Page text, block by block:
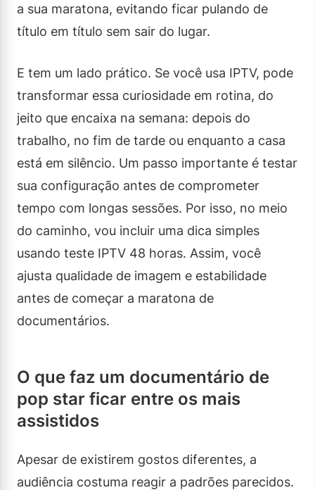
a sua maratona, evitando ficar pulando de
título em título sem sair do lugar.
E tem um lado prático. Se você usa IPTV, pode
transformar essa curiosidade em rotina, do
jeito que encaixa na semana: depois do
trabalho, no fim de tarde ou enquanto a casa
está em silêncio. Um passo importante é testar
sua configuração antes de comprometer
tempo com longas sessões. Por isso, no meio
do caminho, vou incluir uma dica simples
usando teste IPTV 48 horas. Assim, você
ajusta qualidade de imagem e estabilidade
antes de começar a maratona de
documentários.
O que faz um documentário de
pop star ficar entre os mais
assistidos
Apesar de existirem gostos diferentes, a
audiência costuma reagir a padrões parecidos.